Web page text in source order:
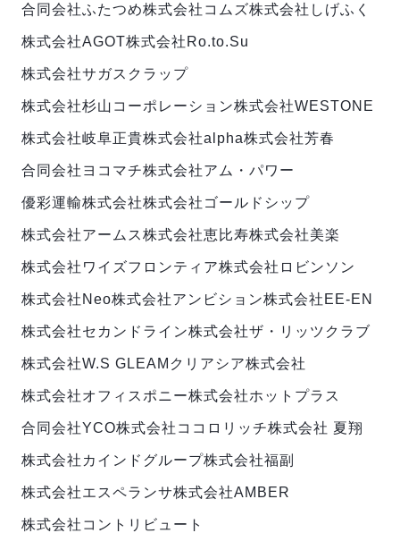
合同会社ふたつめ株式会社コムズ株式会社しげふく
株式会社AGOT株式会社Ro.to.Su
株式会社サガスクラップ
株式会社杉山コーポレーション株式会社WESTONE
株式会社岐阜正貴株式会社alpha株式会社芳春
合同会社ヨコマチ株式会社アム・パワー
優彩運輸株式会社株式会社ゴールドシップ
株式会社アームス株式会社恵比寿株式会社美楽
株式会社ワイズフロンティア株式会社ロビンソン
株式会社Neo株式会社アンビション株式会社EE-EN
株式会社セカンドライン株式会社ザ・リッツクラブ
株式会社W.S GLEAM クリアシア株式会社
株式会社オフィスポニー株式会社ホットプラス
合同会社YCO株式会社ココロリッチ株式会社 夏翔
株式会社カインドグループ株式会社福副
株式会社エスペランサ株式会社AMBER
株式会社コントリビュート